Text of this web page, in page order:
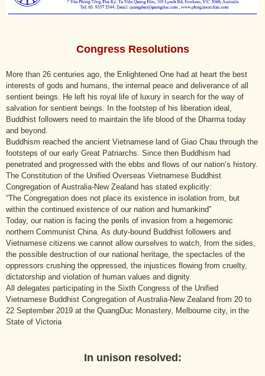
Congress Resolutions
More than 26 centuries ago, the Enlightened One had at heart the best
interests of gods and humans, the internal peace and deliverance of all
sentient beings. He left his royal life of luxury in search for the way of
salvation for sentient beings. In the footstep of his liberation ideal,
Buddhist followers need to maintain the life blood of the Dharma today
and beyond.
Buddhism reached the ancient Vietnamese land of Giao Chau through the
footsteps of our early Great Patriarchs. Since then Buddhism had
penetrated and progressed with the ebbs and flows of our nation’s history.
The Constitution of the Unified Overseas Vietnamese Buddhist
Congregation of Australia-New Zealand has stated explicitly:
“The Congregation does not place its existence in isolation from, but
within the continued existence of our nation and humankind”
Today, our nation is facing the perils of invasion from a hegemonic
northern Communist China. As duty-bound Buddhist followers and
Vietnamese citizens we cannot allow ourselves to watch, from the sides,
the possible destruction of our national heritage, the spectacles of the
oppressors crushing the oppressed, the injustices flowing from cruelty,
dictatorship and violation of human values and dignity.
All delegates participating in the Sixth Congress of the Unified
Vietnamese Buddhist Congregation of Australia-New Zealand from 20 to
22 September 2019 at the QuangDuc Monastery, Melbourne city, in the
State of Victoria
In unison resolved: